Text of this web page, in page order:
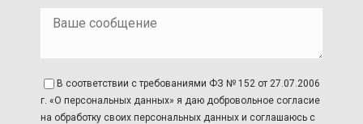
В соответствии с требованиями ФЗ № 152 от 27.07.2006
г. «О персональных данных» я даю добровольное согласие
на обработку своих персональных данных и соглашаюсь с